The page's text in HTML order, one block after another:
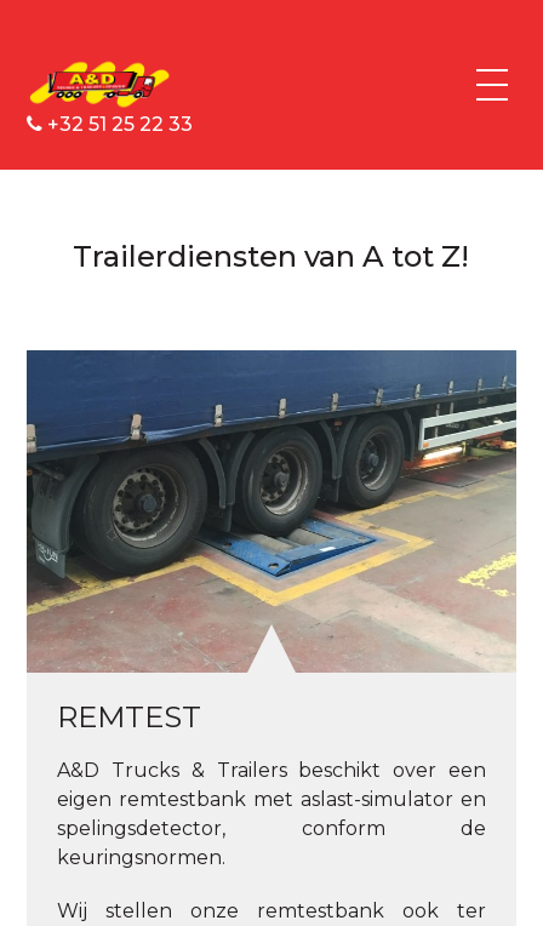
+32 51 25 22 33
Trailerdiensten van A tot Z!
REMTEST
A&D Trucks & Trailers beschikt over een
eigen remtestbank met aslast-simulator en
spelingsdetector, conform de
keuringsnormen.
Wij stellen onze remtestbank ook ter